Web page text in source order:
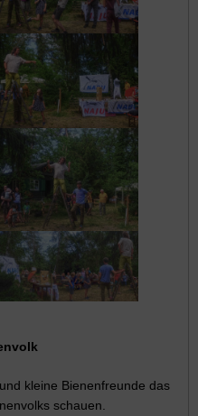
kleine Bienenfreunde das
schauen.